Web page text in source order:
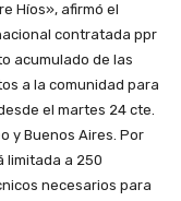
Híos», afirmó el
contratada ppr
acumulado de las
a la comunidad para
el martes 24 cte.
y Buenos Aires. Por
limitada a 250
necesarios para